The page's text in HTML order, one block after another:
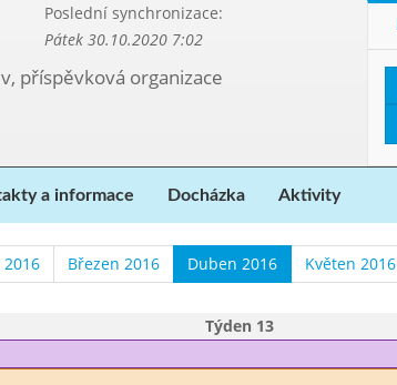
Poslední synchronizace:
Pátek 30.10.2020 7:02
příspěvková organizace
a informace Docházka Aktivity
Březen 2016 Duben 2016 Květen 2016
Týden 13